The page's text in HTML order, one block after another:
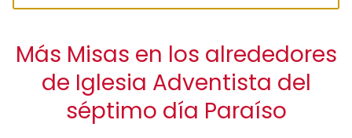
Más Misas en los alrededores
de Iglesia Adventista del
séptimo día Paraíso